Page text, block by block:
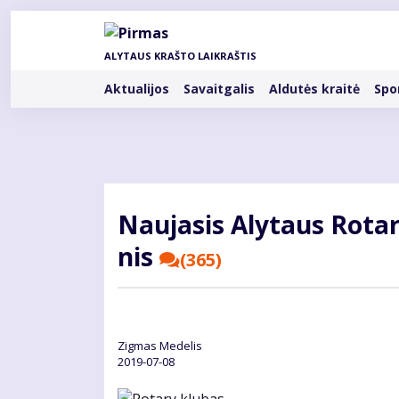
Pereiti
ALYTAUS KRAŠTO LAIKRAŠTIS
Rubrikos
Aktualijos Savaitgalis Aldutės kraitė
Nau­ja­sis Aly­taus
nis
(365)
Zig­mas Me­de­lis
2019-07-08